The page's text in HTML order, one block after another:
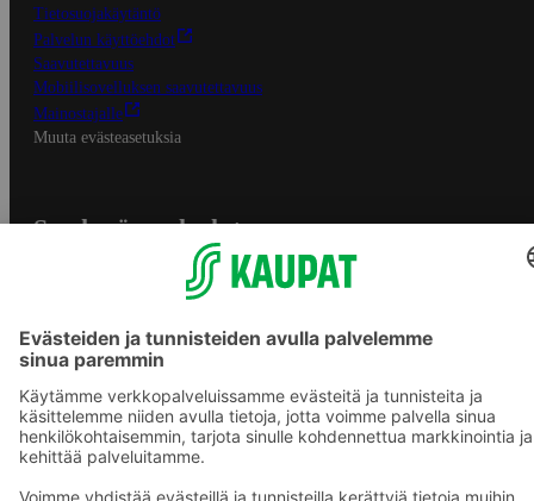
Tietosuojakäytäntö
Palvelun käyttöehdot
Saavutettavuus
Mobiilisovelluksen saavutettavuus
Mainostajalle
Muuta evästeasetuksia
S-ryhmän palvelut
Yhteishyvä Ruoka -sovellus
S-ostoslista -sovellus
Prisma.fi
Sokos.fi
S-Pankki